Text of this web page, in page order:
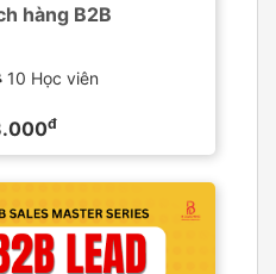
hàng B2B
10 Học viên
đ